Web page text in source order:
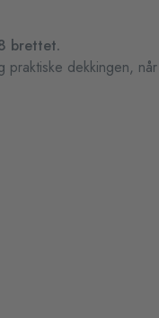
brettet.
praktiske dekkingen,